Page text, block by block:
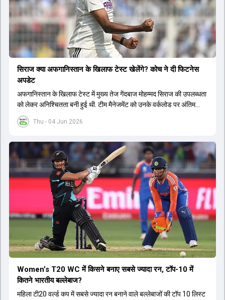
Thu - 04 Jun 2026
सिराज क्या अफगान‍िस्तान के ख‍िलाफ टेस्ट खेलेंगे? कोच ने दी फिटनेस
अपडेट
अफगान‍िस्तान के ख‍िलाफ टेस्ट में मुख्य तेज गेंदबाज मोहम्मद सिराज की उपलब्धता
को लेकर अनिश्चितता बनी हुई थी. टीम मैनेजमेंट को उनके वर्कलोड पर अंतिम
फैसला लेना था.
Women’s T20 WC में किसने बनाए सबसे ज्यादा रन, टॉप-10 में
कितने भारतीय बल्लेबाज?
महिला टी20 वर्ल्ड कप में सबसे ज्यादा रन बनाने वाले बल्लेबाजों की टॉप 10 लिस्ट